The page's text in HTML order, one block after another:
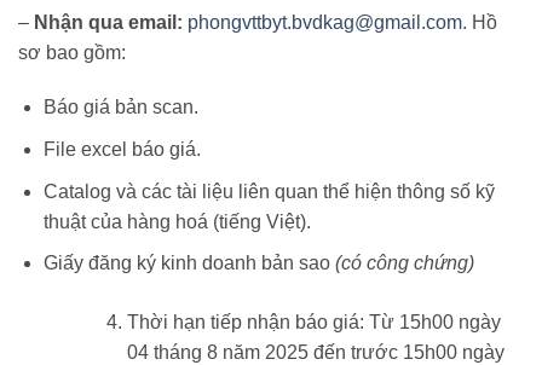
– Nhận qua email: phongvttbyt.bvdkag@gmail.com. Hồ
sơ bao gồm:
Báo giá bản scan.
File excel báo giá.
Catalog và các tài liệu liên quan thể hiện thông số kỹ
thuật của hàng hoá (tiếng Việt).
Giấy đăng ký kinh doanh bản sao (có công chứng)
Thời hạn tiếp nhận báo giá: Từ 15h00 ngày
04 tháng 8 năm 2025 đến trước 15h00 ngày